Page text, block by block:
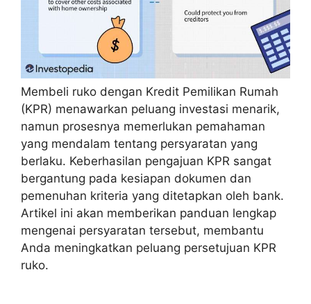
Membeli ruko dengan Kredit Pemilikan Rumah
(KPR) menawarkan peluang investasi menarik,
namun prosesnya memerlukan pemahaman
yang mendalam tentang persyaratan yang
berlaku. Keberhasilan pengajuan KPR sangat
bergantung pada kesiapan dokumen dan
pemenuhan kriteria yang ditetapkan oleh bank.
Artikel ini akan memberikan panduan lengkap
mengenai persyaratan tersebut, membantu
Anda meningkatkan peluang persetujuan KPR
ruko.